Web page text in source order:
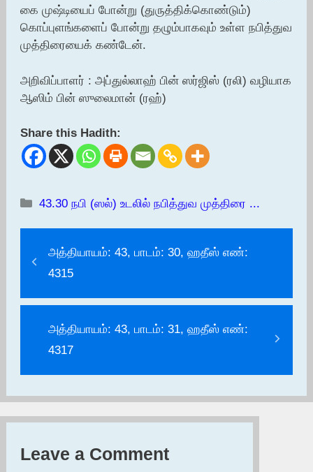
கை முஷ்டியைப் போன்று (துருத்திக்கொண்டும்)
கொப்புளங்களைப் போன்று தழும்பாகவும் உள்ள நபித்துவ
முத்திரையைக் கண்டேன்.
அறிவிப்பாளர் : அப்துல்லாஹ் பின் ஸர்ஜிஸ் (ரலி) வழியாக
ஆஸிம் பின் ஸுலைமான் (ரஹ்)
Share this Hadith:
Categories
43.30 நபி (ஸல்) உடலில் நபித்துவ முத்திரை ...
அத்தியாயம்: 43, பாடம்: 30, ஹதீஸ் எண்:
4315
அத்தியாயம்: 43, பாடம்: 31, ஹதீஸ் எண்:
4317
Leave a Comment